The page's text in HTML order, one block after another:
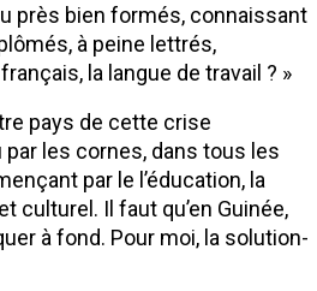
près bien formés, connaissant
à peine lettrés,
la langue de travail ? »
pays de cette crise
les cornes, dans tous les
par le l’éducation, la
culturel. Il faut qu’en Guinée,
à fond. Pour moi, la solution-